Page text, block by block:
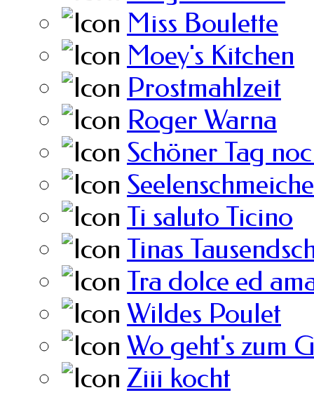
Miss Boulette
Moey's Kitchen
Prostmahlzeit
Roger Warna
Schöner Tag
Ti saluto Ticino
Tinas
Tra dolce ed
Wildes Poulet
Wo geht's zum
Ziii kocht